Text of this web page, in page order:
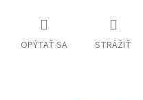
OPÝTAŤ SA STRÁŽIŤ